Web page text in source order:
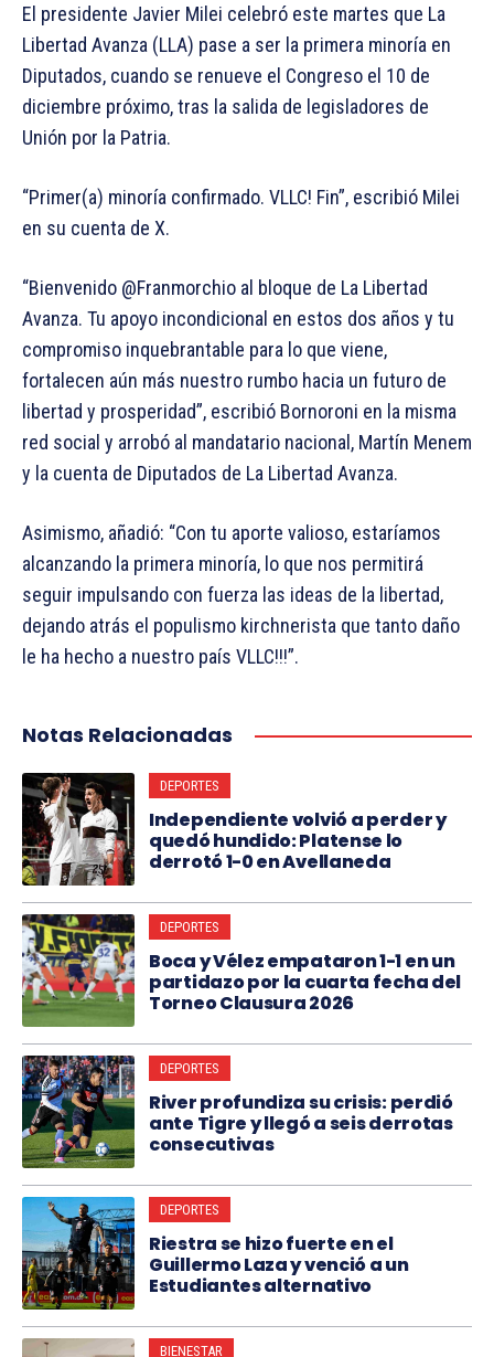
El presidente Javier Milei celebró este martes que La
Libertad Avanza (LLA) pase a ser la primera minoría en
Diputados, cuando se renueve el Congreso el 10 de
diciembre próximo, tras la salida de legisladores de
Unión por la Patria.
“Primer(a) minoría confirmado. VLLC! Fin”, escribió Milei
en su cuenta de X.
“Bienvenido @Franmorchio al bloque de La Libertad
Avanza. Tu apoyo incondicional en estos dos años y tu
compromiso inquebrantable para lo que viene,
fortalecen aún más nuestro rumbo hacia un futuro de
libertad y prosperidad”, escribió Bornoroni en la misma
red social y arrobó al mandatario nacional, Martín Menem
y la cuenta de Diputados de La Libertad Avanza.
Asimismo, añadió: “Con tu aporte valioso, estaríamos
alcanzando la primera minoría, lo que nos permitirá
seguir impulsando con fuerza las ideas de la libertad,
dejando atrás el populismo kirchnerista que tanto daño
le ha hecho a nuestro país VLLC!!!”.
Notas Relacionadas
DEPORTES
Independiente volvió a perder y
quedó hundido: Platense lo
derrotó 1-0 en Avellaneda
DEPORTES
Boca y Vélez empataron 1-1 en un
partidazo por la cuarta fecha del
Torneo Clausura 2026
DEPORTES
River profundiza su crisis: perdió
ante Tigre y llegó a seis derrotas
consecutivas
DEPORTES
Riestra se hizo fuerte en el
Guillermo Laza y venció a un
Estudiantes alternativo
BIENESTAR